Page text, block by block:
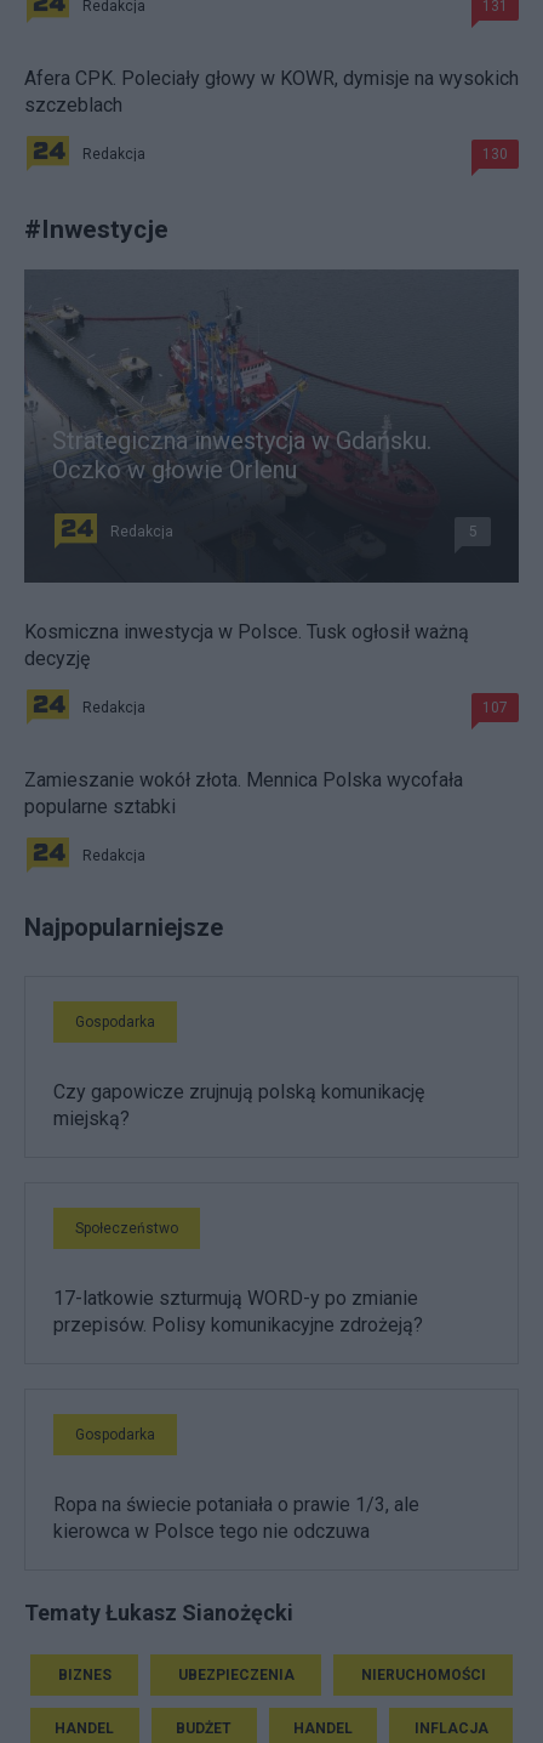
Redakcja 131
Afera CPK. Poleciały głowy w KOWR, dymisje na wysokich
szczeblach
Redakcja 130
#Inwestycje
Strategiczna inwestycja w Gdańsku.
Oczko w głowie Orlenu
Redakcja 5
Kosmiczna inwestycja w Polsce. Tusk ogłosił ważną
decyzję
Redakcja 107
Zamieszanie wokół złota. Mennica Polska wycofała
popularne sztabki
Redakcja
Najpopularniejsze
Gospodarka
Czy gapowicze zrujnują polską komunikację
miejską?
Społeczeństwo
17-latkowie szturmują WORD-y po zmianie
przepisów. Polisy komunikacyjne zdrożeją?
Gospodarka
Ropa na świecie potaniała o prawie 1/3, ale
kierowca w Polsce tego nie odczuwa
Tematy Łukasz Sianożęcki
BIZNES UBEZPIECZENIA NIERUCHOMOŚCI
HANDEL BUDŻET HANDEL INFLACJA